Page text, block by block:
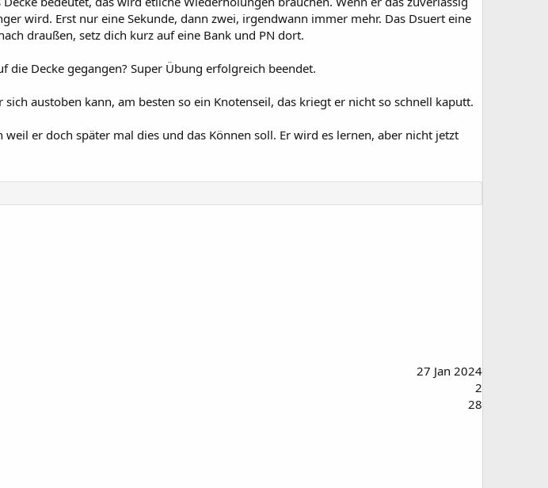
wird. Erst nur eine Sekunde, dann zwei, irgendwann immer mehr. Das Dsuert eine
draußen, setz dich kurz auf eine Bank und PN dort.
Decke gegangen? Super Übung erfolgreich beendet.
austoben kann, am besten so ein Knotenseil, das kriegt er nicht so schnell kaputt.
er doch später mal dies und das Können soll. Er wird es lernen, aber nicht jetzt
27 Jan 2024
2
28